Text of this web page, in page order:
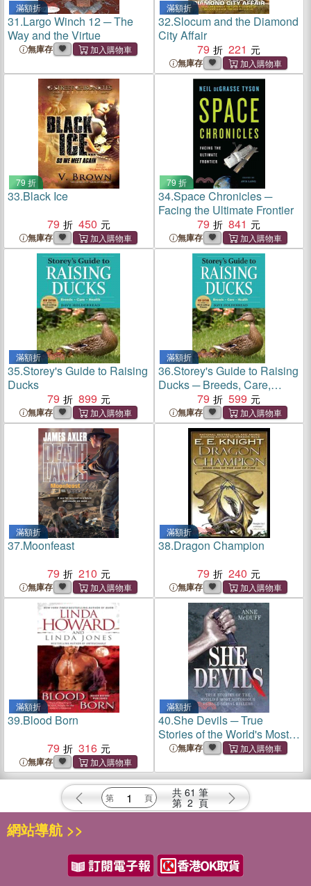
滿額折
31.Largo Winch 12 ─ The
Way and the Virtue
無庫存
滿額折
32.Slocum and the Diamond
City Affair
79
221
無庫存
79 折
33.Black Ice
79
450
無庫存
79 折
34.Space Chronicles ─
Facing the Ultimate Frontier
79
841
無庫存
滿額折
35.Storey's Guide to Raising
Ducks
79
899
無庫存
滿額折
36.Storey's Guide to Raising
Ducks ─ Breeds, Care,
79 599
無庫存
滿額折
37.Moonfeast
79
210
無庫存
滿額折
38.Dragon Champion
79
240
無庫存
滿額折
39.Blood Born
79
316
無庫存
滿額折
40.She Devils ─ True
Stories of the World's Most
Notorious Female Serial
無庫存
共 61 筆
第 2 頁
網站導航 >>